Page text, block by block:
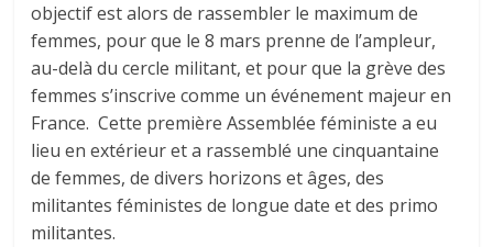
objectif est alors de rassembler le maximum de
femmes, pour que le 8 mars prenne de l’ampleur,
au-delà du cercle militant, et pour que la grève des
femmes s’inscrive comme un événement majeur en
France. Cette première Assemblée féministe a eu
lieu en extérieur et a rassemblé une cinquantaine
de femmes, de divers horizons et âges, des
militantes féministes de longue date et des primo
militantes.